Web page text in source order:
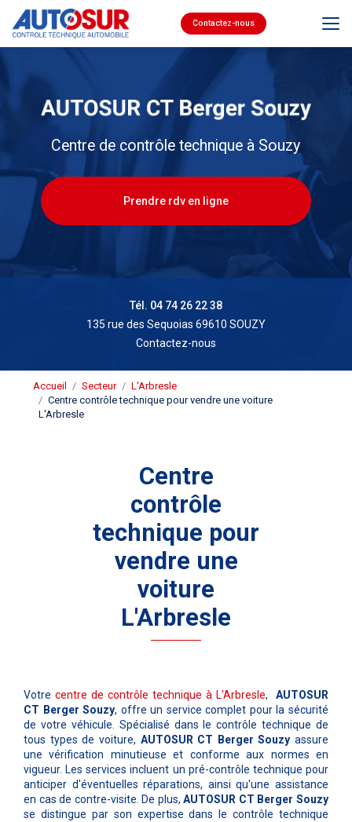
contenu
Contactez-nous
Centre de contrôle technique à Souzy
Prendre rdv en ligne
Tél. 04 74 26 22 38
135 rue des Sequoias 69610 SOUZY
Contactez-nous
Accueil Secteur
L'Arbresle
Centre contrôle technique pour vendre une voiture
L'Arbresle
Centre
contrôle
technique pour
vendre une
voiture
L'Arbresle
Votre centre de contrôle technique à L'Arbresle, AUTOSUR
CT Berger Souzy, offre un service complet pour la sécurité
de votre véhicule. Spécialisé dans le contrôle technique de
tous types de voiture, AUTOSUR CT Berger Souzy assure
une vérification minutieuse et conforme aux normes en
vigueur. Les services incluent un pré-contrôle technique pour
anticiper d'éventuelles réparations, ainsi qu'une assistance
en cas de contre-visite. De plus,AUTOSUR CT Berger Souzy
se distingue par son expertise dans le contrôle technique